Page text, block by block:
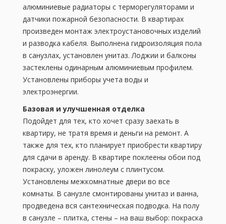
алюминиевые радиаторы с терморегуляторами и
датчики пожарной безопасности. В квартирах
произведен монтаж электроустановочных изделий
и разводка кабеля. Выполнена гидроизоляция пола
в санузлах, установлен унитаз. Лоджии и балконы
застеклены одинарным алюминиевым профилем.
Установлены приборы учета воды и
электроэнергии.
Базовая и улучшенная отделка
Подойдет для тех, кто хочет сразу заехать в
квартиру, не тратя время и деньги на ремонт. А
также для тех, кто планирует приобрести квартиру
для сдачи в аренду. В квартире поклеены обои под
покраску, уложен линолеум с плинтусом.
Установлены межкомнатные двери во все
комнаты. В санузле смонтированы унитаз и ванна,
продведена вся сантехническая подводка. На полу
в санузле – плитка, стены – на ваш выбор: покраска